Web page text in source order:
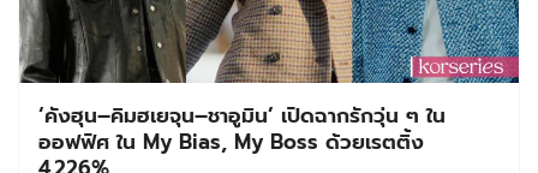
‘คังฮุน–คิมฮเยจุน–ชาอูมิน’ เปิดฉากรักวุ่น ๆ ใน
ออฟฟิศ ใน My Bias, My Boss ด้วยเรตติ้ง